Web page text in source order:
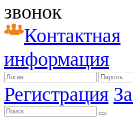
звонок
Контактная
информация
Регистрация